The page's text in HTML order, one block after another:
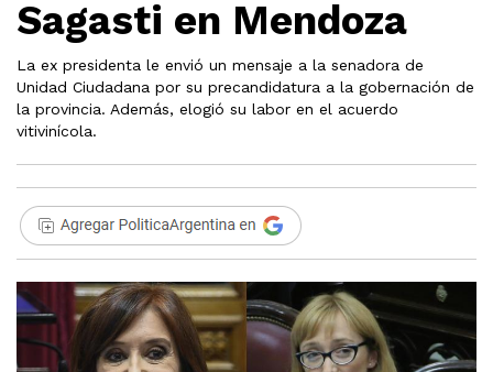
Sagasti en Mendoza
La ex presidenta le envió un mensaje a la senadora de
Unidad Ciudadana por su precandidatura a la gobernación de
la provincia. Además, elogió su labor en el acuerdo
vitivinícola.